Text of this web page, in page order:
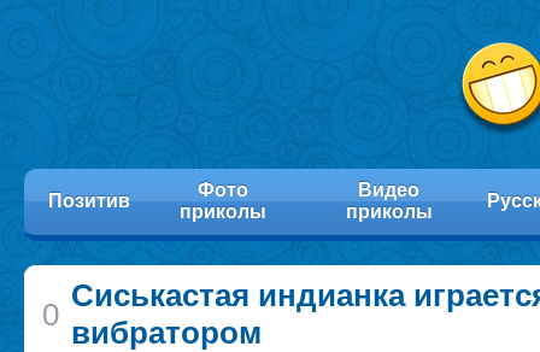
Позитив
Фото
приколы
Видео
приколы
0
Сиськастая индианка
вибратором